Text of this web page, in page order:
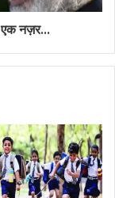
नज़र...